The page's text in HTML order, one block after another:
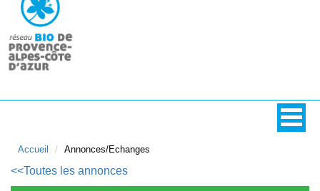
Accueil Annonces/Echanges
<<Toutes les annonces